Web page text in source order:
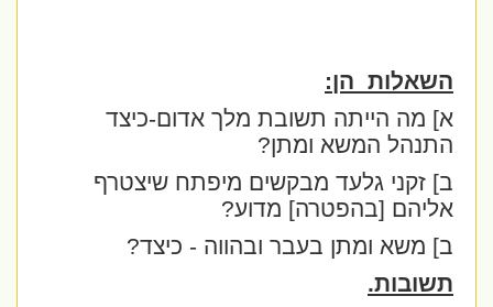
השאלות הן:
א] מה הייתה תשובת מלך אדום-כיצד
התנהל המשא ומתן?
ב] זקני גלעד מבקשים מיפתח שיצטרף
אליהם [בהפטרה] מדוע?
ב] משא ומתן בעבר ובהווה - כיצד?
תשובות.